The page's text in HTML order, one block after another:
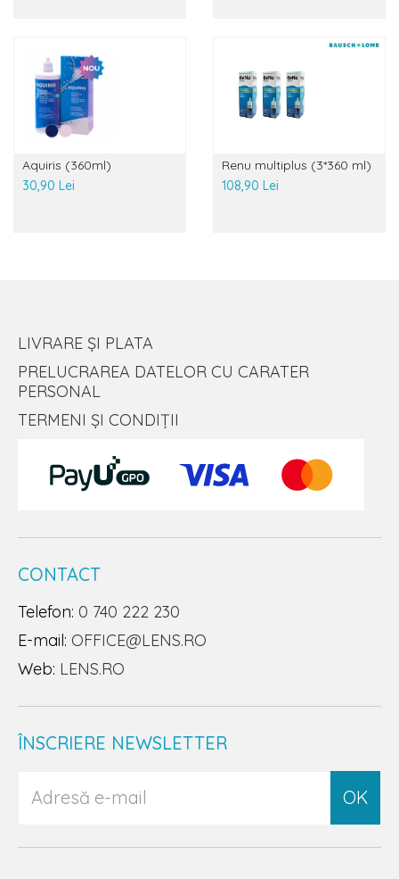
Aquiris (360ml)
30,90 Lei
Renu multiplus (3*360 ml)
108,90 Lei
LIVRARE ȘI PLATA
PRELUCRAREA DATELOR CU CARATER
PERSONAL
TERMENI ȘI CONDIȚII
CONTACT
Telefon: 0 740 222 230
E-mail: OFFICE@LENS.RO
Web: LENS.RO
ÎNSCRIERE NEWSLETTER
OK